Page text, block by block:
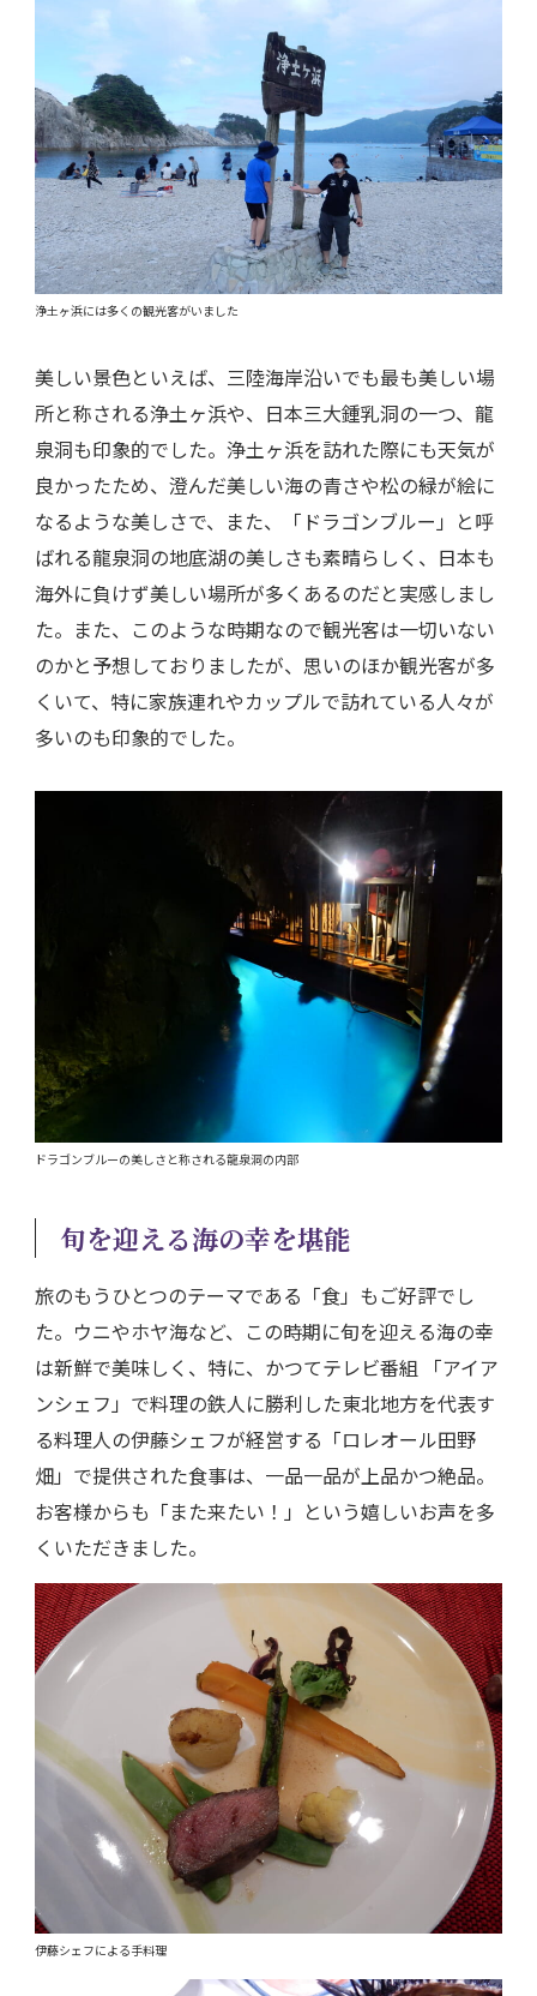
浄土ヶ浜には多くの観光客がいました
美しい景色といえば、三陸海岸沿いでも最も美しい場
所と称される浄土ヶ浜や、日本三大鍾乳洞の一つ、龍
泉洞も印象的でした。浄土ヶ浜を訪れた際にも天気が
良かったため、澄んだ美しい海の青さや松の緑が絵に
なるような美しさで、また、「ドラゴンブルー」と呼
ばれる龍泉洞の地底湖の美しさも素晴らしく、日本も
海外に負けず美しい場所が多くあるのだと実感しまし
た。また、このような時期なので観光客は一切いない
のかと予想しておりましたが、思いのほか観光客が多
くいて、特に家族連れやカップルで訪れている人々が
多いのも印象的でした。
ドラゴンブルーの美しさと称される龍泉洞の内部
旬を迎える海の幸を堪能
旅のもうひとつのテーマである「食」もご好評でし
た。ウニやホヤ海など、この時期に旬を迎える海の幸
は新鮮で美味しく、特に、かつてテレビ番組 「アイア
ンシェフ」で料理の鉄人に勝利した東北地方を代表す
る料理人の伊藤シェフが経営する「ロレオール田野
畑」で提供された食事は、一品一品が上品かつ絶品。
お客様からも「また来たい！」という嬉しいお声を多
くいただきました。
伊藤シェフによる手料理